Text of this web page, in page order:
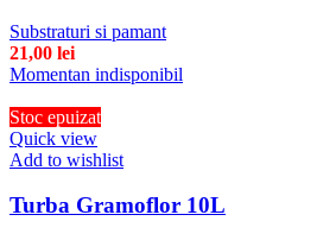
Substraturi si pamant
21,00 lei
Momentan indisponibil
Stoc epuizat
Quick view
Add to wishlist
Turba Gramoflor 10L